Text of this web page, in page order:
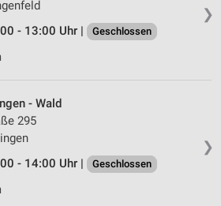
❯
- 13:00 Uhr |
Geschlossen
❯
- Wald
295
- 14:00 Uhr |
Geschlossen